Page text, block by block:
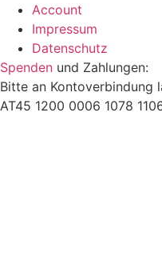
Account
Impressum
Datenschutz
Spenden und Zahlungen:
Bitte an Kontoverbindung
AT45 1200 0006 1078